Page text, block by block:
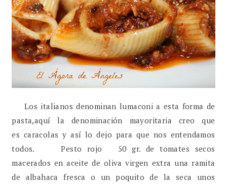
Los italianos denominan lumaconi a esta forma de
pasta,aquí la denominación mayoritaria creo que
es caracolas y así lo dejo para que nos entendamos
todos. Pesto rojo 50 gr. de tomates secos
macerados en aceite de oliva virgen extra una ramita
de albahaca fresca o un poquito de la seca unos